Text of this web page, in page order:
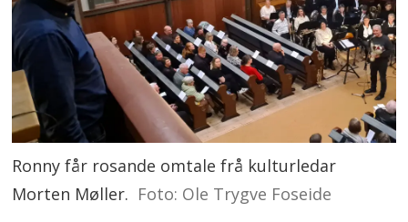
Ronny får rosande omtale frå kulturledar
Morten Møller. Foto: Ole Trygve Foseide